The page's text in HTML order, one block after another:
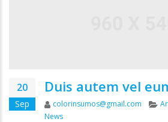
20
Sep
Duis autem vel
Author
colorinsumos@gmail.com
News